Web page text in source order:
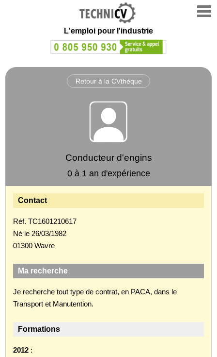
L'emploi pour l'industrie
Retour à la CVthèque
Conducteur d'engins
0 à 1 an d'expérience
Contact
Réf. TC1601210617
Né le 26/03/1982
01300 Wavre
Ma recherche
Je recherche tout type de contrat, en PACA, dans le
Transport et Manutention.
Formations
2012 :